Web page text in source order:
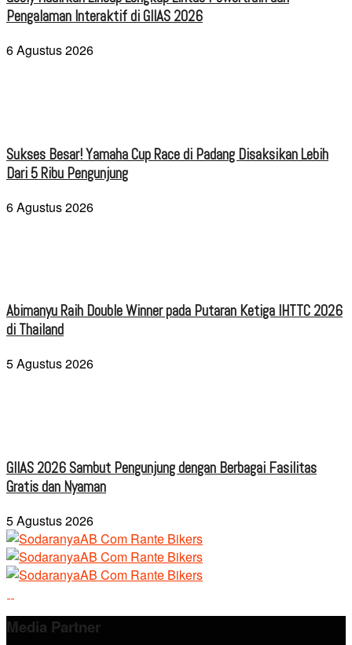
Pengalaman Interaktif di GIIAS 2026
6 Agustus 2026
Sukses Besar! Yamaha Cup Race di Padang Disaksikan Lebih
Dari 5 Ribu Pengunjung
6 Agustus 2026
Abimanyu Raih Double Winner pada Putaran Ketiga IHTTC 2026
di Thailand
5 Agustus 2026
GIIAS 2026 Sambut Pengunjung dengan Berbagai Fasilitas
Gratis dan Nyaman
5 Agustus 2026
Media Partner